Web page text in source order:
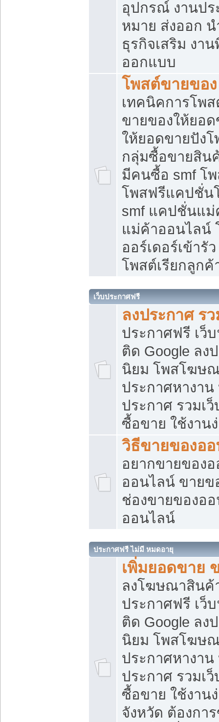
อุปกรณ์ งานป
หมาย ส่งออก น
ธุรกิจเสริม งา
ออกแบบ
โพสต์ขายของ
เทคนิคการโพ
ขายของให้ยอ
ให้ยอดขายปัง
กลุ่มซื้อขายสิน
มีคนซื้อ smf โ
โพสฟรีแคปชั่น
smf แคปชั่นแ
แม่ค้าออนไลน์
ออร์เดอร์เข้ารั
โพสต์เรียกลูกค้
เว็บประกาศฟรี
ลงประกาศ ร
ประกาศฟรี เว็
ติด Google ลง
นิยม โพสโฆษ
ประกาศหางาน
ประกาศ รวมเ
ซื้อขาย ใช้งาน
วิธีขายของอ
อยากขายของ
ออนไลน์ ขายข
ช่องขายของอ
ออนไลน์
ประกาศฟรี ไม่มี หมดอายุ
เพิ่มยอดขาย
ลงโฆษณาสิน
ประกาศฟรี เว็
ติด Google ลง
นิยม โพสโฆษ
ประกาศหางาน
ประกาศ รวมเ
ซื้อขาย ใช้งาน
จังหวัด ต้องกา